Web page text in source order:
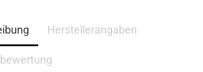
Herstellerangaben